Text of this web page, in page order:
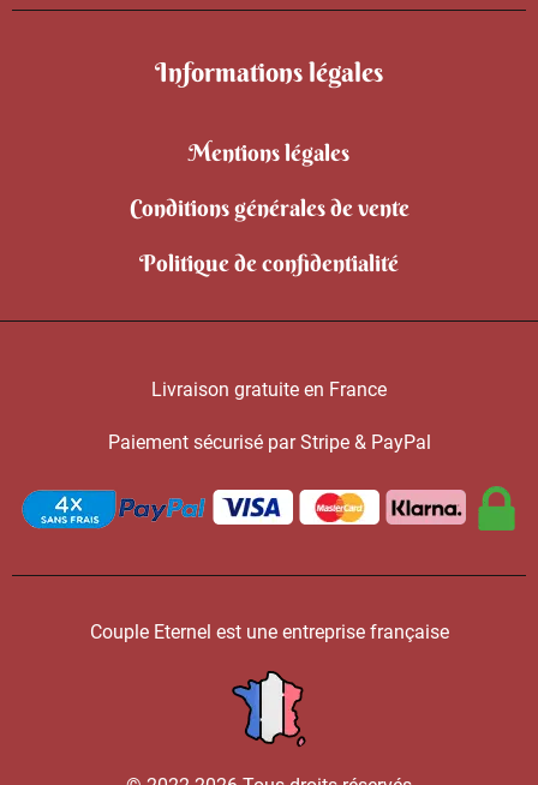
Informations légales
Mentions légales
Conditions générales de vente
Politique de confidentialité
Livraison gratuite en France
Paiement sécurisé par Stripe & PayPal
Couple Eternel est une entreprise française